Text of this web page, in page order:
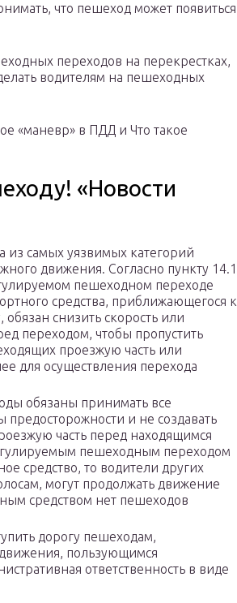
что пешеход может появиться
переходов на перекрестках,
водителям на пешеходных
«маневр» в ПДД и Что такое
«Новости
из самых уязвимых категорий
движения. Согласно пункту 14.1
пешеходном переходе
средства, приближающегося к
обязан снизить скорость или
переходом, чтобы пропустить
проезжую часть или
для осуществления перехода
обязаны принимать все
и не создавать
часть перед находящимся
пешеходным переходом
средство, то водители других
могут продолжать движение
средством нет пешеходов
дорогу пешеходам,
пользующимся
ответственность в виде